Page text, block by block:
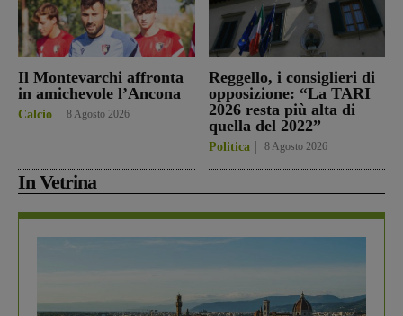
Il Montevarchi affronta
in amichevole l’Ancona
Calcio 8 Agosto 2026
Reggello, i consiglieri di
opposizione: “La TARI
2026 resta più alta di
quella del 2022”
Politica 8 Agosto 2026
In Vetrina